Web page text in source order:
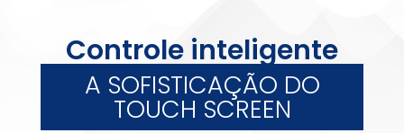
Controle inteligente
A SOFISTICAÇÃO DO
TOUCH SCREEN